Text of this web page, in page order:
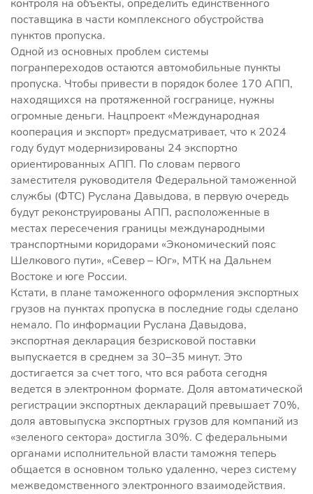
контроля на объекты, определить единственного
поставщика в части комплексного обустройства
пунктов пропуска.
Одной из основных проблем системы
погранпереходов остаются автомобильные пункты
пропуска. Чтобы привести в порядок более 170 АПП,
находящихся на протяженной госгранице, нужны
огромные деньги. Нацпроект «Международная
кооперация и экспорт» предусматривает, что к 2024
году будут модернизированы 24 экспортно
ориентированных АПП. По словам первого
заместителя руководителя Федеральной таможенной
службы (ФТС) Руслана Давыдова, в первую очередь
будут реконструированы АПП, расположенные в
местах пересечения границы международными
транспортными коридорами «Экономический пояс
Шелкового пути», «Север – Юг», МТК на Дальнем
Востоке и юге России.
Кстати, в плане таможенного оформления экспортных
грузов на пунктах пропуска в последние годы сделано
немало. По информации Руслана Давыдова,
экспортная декларация безрисковой поставки
выпускается в среднем за 30–35 минут. Это
достигается за счет того, что вся работа сегодня
ведется в электронном формате. Доля автоматической
регистрации экспортных деклараций превышает 70%,
доля автовыпуска экспортных грузов для компаний из
«зеленого сектора» достигла 30%. С федеральными
органами исполнительной власти таможня теперь
общается в основном только удаленно, через систему
межведомственного электронного взаимодействия.